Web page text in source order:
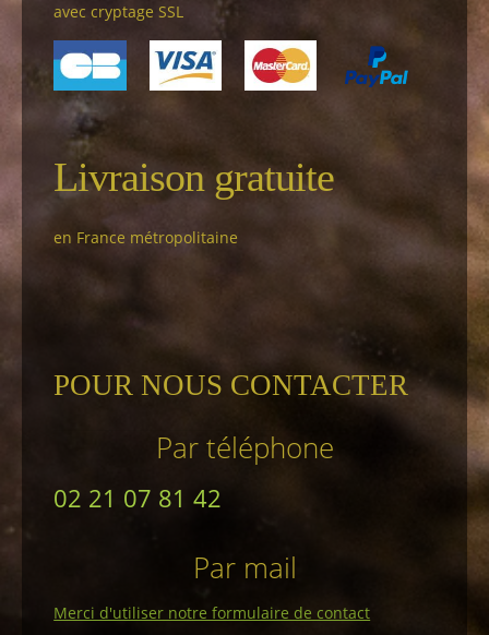
avec cryptage SSL
Livraison gratuite
en France métropolitaine
POUR NOUS CONTACTER
Par téléphone
02 21 07 81 42
Par mail
Merci d'utiliser notre formulaire de contact